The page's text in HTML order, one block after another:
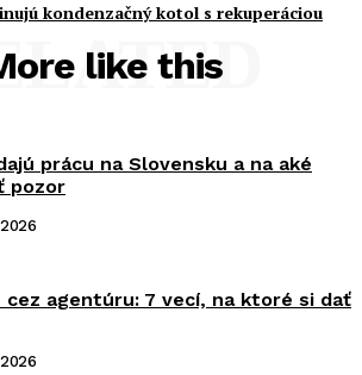
kondenzačný kotol s rekuperáciou
like this
prácu na Slovensku a na aké
pozor
cez agentúru: 7 vecí, na ktoré si dať